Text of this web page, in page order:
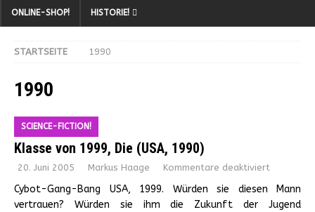
ONLINE-SHOP! HISTORIE!
STARTSEITE 1990
1990
SCIENCE-FICTION!
Klasse von 1999, Die (USA, 1990)
20. Juni 2005 Markus Haage Kommentare deaktiviert
Cybot-Gang-Bang USA, 1999. Würden sie diesen Mann
vertrauen? Würden sie ihm die Zukunft der Jugend